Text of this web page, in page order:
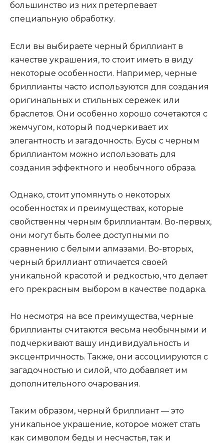
большинство из них претерпевает
специальную обработку.
Если вы выбираете черный бриллиант в
качестве украшения, то стоит иметь в виду
некоторые особенности. Например, черные
бриллианты часто используются для создания
оригинальных и стильных сережек или
браслетов. Они особенно хорошо сочетаются с
жемчугом, который подчеркивает их
элегантность и загадочность. Бусы с черным
бриллиантом можно использовать для
создания эффектного и необычного образа.
Однако, стоит упомянуть о некоторых
особенностях и преимуществах, которые
свойственны черным бриллиантам. Во-первых,
они могут быть более доступными по
сравнению с белыми алмазами. Во-вторых,
черный бриллиант отличается своей
уникальной красотой и редкостью, что делает
его прекрасным выбором в качестве подарка.
Но несмотря на все преимущества, черные
бриллианты считаются весьма необычными и
подчеркивают вашу индивидуальность и
эксцентричность. Также, они ассоциируются с
загадочностью и силой, что добавляет им
дополнительного очарования.
Таким образом, черный бриллиант — это
уникальное украшение, которое может стать
как символом беды и несчастья, так и